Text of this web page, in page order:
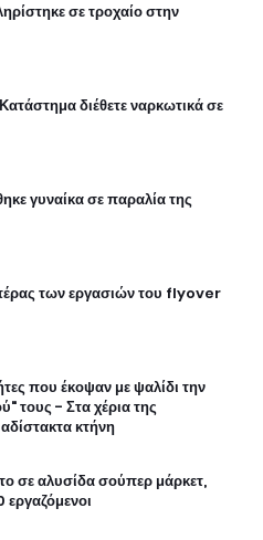
σε τροχαίο στην
διέθετε ναρκωτικά σε
γυναίκα σε παραλία της
των εργασιών του flyover
που έκοψαν με ψαλίδι την
τους - Στα χέρια της
κτήνη
σε αλυσίδα σούπερ μάρκετ,